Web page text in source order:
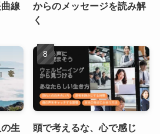
線
からのメッセージを読み解
く
生
頭で考えるな、心で感じ